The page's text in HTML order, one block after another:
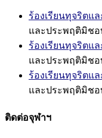
ร้องเรียนทุจริตแ
และประพฤติมิชอ
ร้องเรียนทุจริตแ
และประพฤติมิชอ
ร้องเรียนทุจริตแ
และประพฤติมิชอ
ติดต่อจุฬาฯ